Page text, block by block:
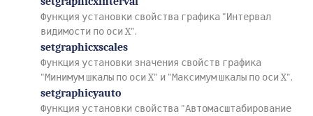
Функция установки свойства графика "Интервал
видимости по оси X".
setgraphicxscales
Функция установки значения свойств графика
"Минимум шкалы по оси X" и "Максимум шкалы по оси X".
setgraphicyauto
Функция установки свойства "Автомасштабирование